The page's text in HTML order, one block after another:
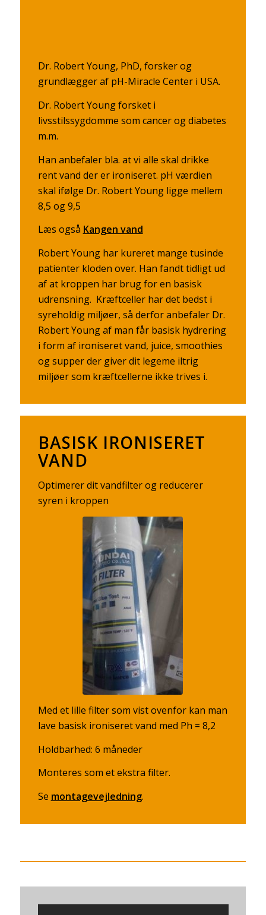
Dr. Robert Young, PhD, forsker og
grundlægger af pH-Miracle Center i USA.
Dr. Robert Young forsket i
livsstilssygdomme som cancer og diabetes
m.m.
Han anbefaler bla. at vi alle skal drikke
rent vand der er ironiseret. pH værdien
skal ifølge Dr. Robert Young ligge mellem
8,5 og 9,5
Læs også Kangen vand
Robert Young har kureret mange tusinde
patienter kloden over. Han fandt tidligt ud
af at kroppen har brug for en basisk
udrensning. Kræftceller har det bedst i
syreholdig miljøer, så derfor anbefaler Dr.
Robert Young af man får basisk hydrering
i form af ironiseret vand, juice, smoothies
og supper der giver dit legeme iltrig
miljøer som kræftcellerne ikke trives i.
BASISK IRONISERET
VAND
Optimerer dit vandfilter og reducerer
syren i kroppen
Med et lille filter som vist ovenfor kan man
lave basisk ironiseret vand med Ph = 8,2
Holdbarhed: 6 måneder
Monteres som et ekstra filter.
Se montagevejledning.